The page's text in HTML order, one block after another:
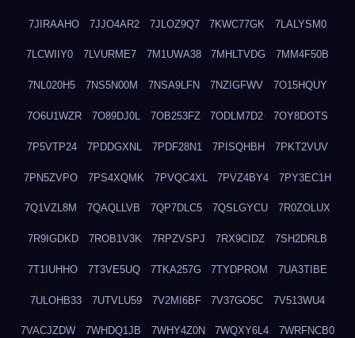
7JIRAAHO 7JJO4AR2 7JLOZ9Q7 7KWC77GK 7LALYSM0
7LCWIIY0 7LVURME7 7M1UWA38 7MHLTVDG 7MM4F50B
7NL020H5 7NS5N00M 7NSA9LFN 7NZIGFWV 7O15HQUY
7O6U1WZR 7O89DJ0L 7OB253FZ 7ODLM7D2 7OY8DOTS
7P5VTP24 7PDDGXNL 7PDF28N1 7PISQHBH 7PKT2VUV
7PN5ZVPO 7PS4XQMK 7PVQC4XL 7PVZ4BY4 7PY3EC1H
7Q1VZL8M 7QAQLLVB 7QP7DLC5 7QSLGYCU 7R0ZOLUX
7R9IGDKD 7ROB1V3K 7RPZVSPJ 7RX9CIDZ 7SH2DRLB
7T1IUHHO 7T3VE5UQ 7TKA257G 7TYDPROM 7UA3TIBE
7ULOHB33 7UTVLU59 7V2MI6BF 7V37GO5C 7V513WU4
7VACJZDW 7WHDQ1JB 7WHY4Z0N 7WQXY6L4 7WRFNCB0